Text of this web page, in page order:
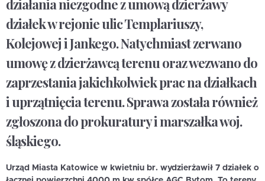
działania niezgodne z umową dzierżawy
działek w rejonie ulic Templariuszy,
Kolejowej i Jankego. Natychmiastzerwano
umowę z dzierżawcą terenu oraz wezwano do
zaprzestania jakichkolwiek prac na działkach
i uprzątnięcia terenu. Sprawa została również
zgłoszona do prokuratury i marszałka woj.
śląskiego.
Urząd Miasta Katowice w kwietniu br. wydzierżawił 7 działek o